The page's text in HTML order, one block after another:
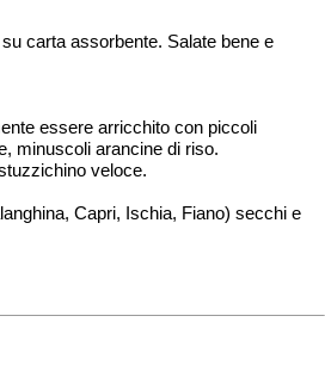
carta assorbente. Salate bene e
essere arricchito con piccoli
minuscoli arancine di riso.
veloce.
Capri, Ischia, Fiano) secchi e